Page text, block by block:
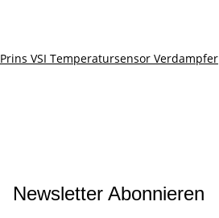
Prins VSI Temperatursensor Verdampfer
Newsletter Abonnieren